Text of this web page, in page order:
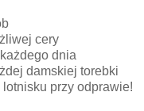
cery
dnia
damskiej torebki
lotnisku przy odprawie!